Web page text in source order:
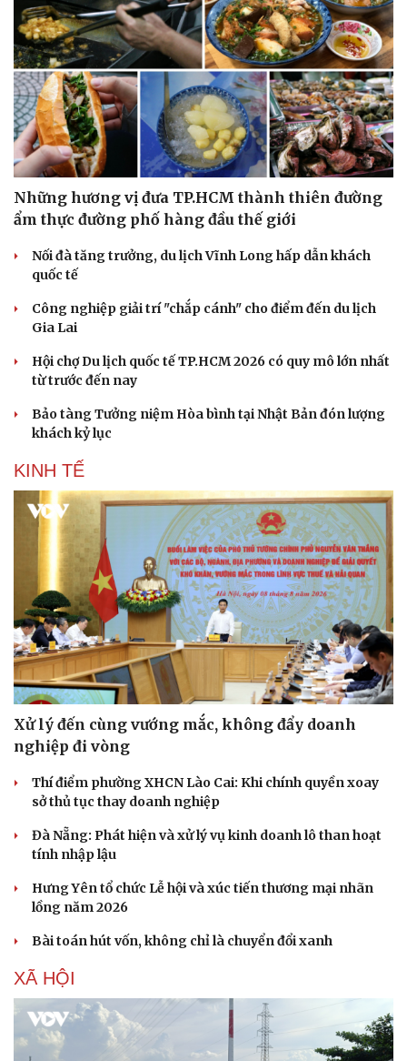
Du lịch
Tư vấn
Săn Tour
check-in
Podcast
Đọc truyện đêm khuya
Cửa sổ tình yêu
Hạt giống tâm hồn
Những hương vị đưa TP.HCM thành thiên đường
ẩm thực đường phố hàng đầu thế giới
Nối đà tăng trưởng, du lịch Vĩnh Long hấp dẫn khách
quốc tế
Công nghiệp giải trí "chắp cánh" cho điểm đến du lịch
Gia Lai
Hội chợ Du lịch quốc tế TP.HCM 2026 có quy mô lớn nhất
từ trước đến nay
Bảo tàng Tưởng niệm Hòa bình tại Nhật Bản đón lượng
khách kỷ lục
KINH TẾ
Xử lý đến cùng vướng mắc, không đẩy doanh
nghiệp đi vòng
Thí điểm phường XHCN Lào Cai: Khi chính quyền xoay
sở thủ tục thay doanh nghiệp
Đà Nẵng: Phát hiện và xử lý vụ kinh doanh lô than hoạt
tính nhập lậu
Hưng Yên tổ chức Lễ hội và xúc tiến thương mại nhãn
lồng năm 2026
Bài toán hút vốn, không chỉ là chuyển đổi xanh
XÃ HỘI